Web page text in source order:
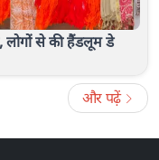
लोगों से की हैंडलूम डे
और पढ़ें